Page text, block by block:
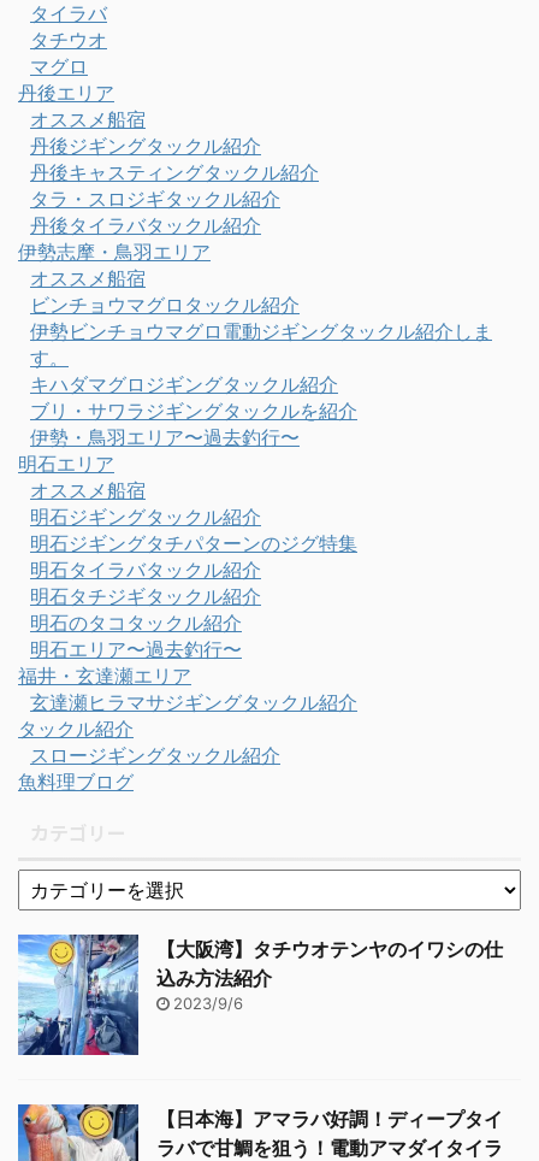
タイラバ
タチウオ
マグロ
丹後エリア
オススメ船宿
丹後ジギングタックル紹介
丹後キャスティングタックル紹介
タラ・スロジギタックル紹介
丹後タイラバタックル紹介
伊勢志摩・鳥羽エリア
オススメ船宿
ビンチョウマグロタックル紹介
伊勢ビンチョウマグロ電動ジギングタックル紹介しま
す。
キハダマグロジギングタックル紹介
ブリ・サワラジギングタックルを紹介
伊勢・鳥羽エリア〜過去釣行〜
明石エリア
オススメ船宿
明石ジギングタックル紹介
明石ジギングタチパターンのジグ特集
明石タイラバタックル紹介
明石タチジギタックル紹介
明石のタコタックル紹介
明石エリア〜過去釣行〜
福井・玄達瀬エリア
玄達瀬ヒラマサジギングタックル紹介
タックル紹介
スロージギングタックル紹介
魚料理ブログ
【大阪湾】タチウオテンヤのイワシの仕
込み方法紹介
2023/9/6
【日本海】アマラバ好調！ディープタイ
ラバで甘鯛を狙う！電動アマダイタイラ